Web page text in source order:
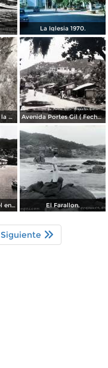
La Iglesia 1970.
Tunel Carretera Pie de la Cuesta Acapulco . Avenida Portes Gil ( Fechada el en 1931 ).
Panorama.( Fechada el en 1931 ). El Farallon.
Siguiente